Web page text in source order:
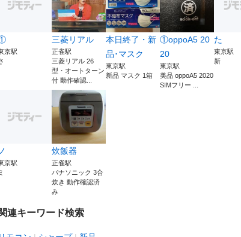
京駅
三菱リアル
正雀駅
三菱リアル 26
型・オートターン
付 動作確認...
本日終了・新
品･マスク
東京駅
新品 マスク 1箱
①oppoA5 20
20
東京駅
美品 oppoA5 2020
SIMフリー ...
た
東京駅
新
ノ
京駅
ミ
炊飯器
正雀駅
パナソニック 3合
炊き 動作確認済
み
連キーワード検索